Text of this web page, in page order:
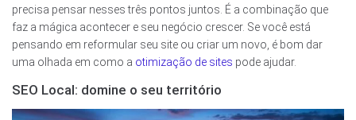
precisa pensar nesses três pontos juntos. É a combinação que
faz a mágica acontecer e seu negócio crescer. Se você está
pensando em reformular seu site ou criar um novo, é bom dar
uma olhada em como a otimização de sites pode ajudar.
SEO Local: domine o seu território